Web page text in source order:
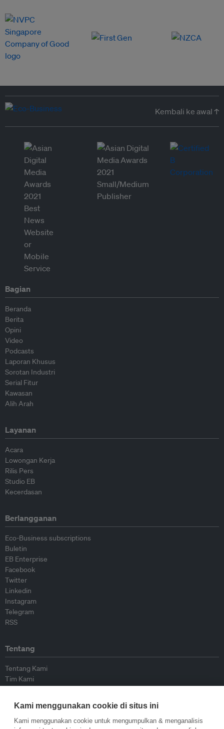
Kembali ke awal ↑
Bagian
Beranda
Berita
Opini
Video
Podcasts
Laporan Khusus
Sorotan Industri
Serial Fitur
Kawasan
Alih Arah
Layanan
Acara
Lowongan Kerja
Rilis Pers
Studio EB
Kecerdasan
Berlangganan
Eco-Business subscriptions
Buletin
EB Enterprise
Facebook
Twitter
Linkedin
Instagram
Telegram
RSS
Tentang
Tentang Kami
Tim Kami
Kontributor
Hubungi Kami
Kami menggunakan cookie di situs ini
Kami menggunakan cookie untuk mengumpulkan & menganalisis